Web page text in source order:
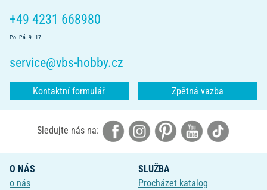
+49 4231 668980
Po.-Pá. 9 - 17
service@vbs-hobby.cz
Kontaktní formulář Zpětná vazba
Sledujte nás na:
O NÁS
o nás
SLUŽBA
Procházet katalog